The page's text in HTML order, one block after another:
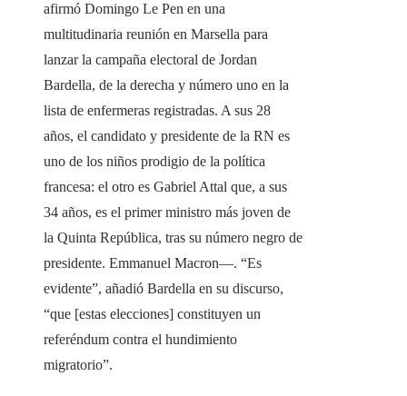
afirmó Domingo Le Pen en una
multitudinaria reunión en Marsella para
lanzar la campaña electoral de Jordan
Bardella, de la derecha y número uno en la
lista de enfermeras registradas. A sus 28
años, el candidato y presidente de la RN es
uno de los niños prodigio de la política
francesa: el otro es Gabriel Attal que, a sus
34 años, es el primer ministro más joven de
la Quinta República, tras su número negro de
presidente. Emmanuel Macron―. “Es
evidente”, añadió Bardella en su discurso,
“que [estas elecciones] constituyen un
referéndum contra el hundimiento
migratorio”.